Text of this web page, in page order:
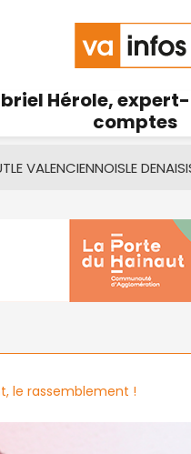
Hérole,
comptes
LE VALENCIENNOISLE
le rassemblement !